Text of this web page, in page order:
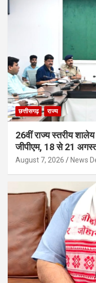
छत्तीसगढ़ राज्य
26वीं राज्य स्तरीय शालेय
जीपीएम, 18 से 21
August 7, 2026 News